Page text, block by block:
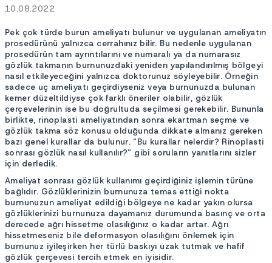
10.08.2022
Pek çok türde burun ameliyatı bulunur ve uygulanan ameliyatın
prosedürünü yalnızca cerrahınız bilir. Bu nedenle uygulanan
prosedürün tam ayrıntılarını ve numaralı ya da numarasız
gözlük takmanın burnunuzdaki yeniden yapılandırılmış bölgeyi
nasıl etkileyeceğini yalnızca doktorunuz söyleyebilir. Örneğin
sadece uç ameliyatı geçirdiyseniz veya burnunuzda bulunan
kemer düzeltildiyse çok farklı öneriler olabilir, gözlük
çerçevelerinin ise bu doğrultuda seçilmesi gerekebilir. Bununla
birlikte, rinoplasti ameliyatından sonra ekartman seçme ve
gözlük takma söz konusu olduğunda dikkate almanız gereken
bazı genel kurallar da bulunur. “Bu kurallar nelerdir? Rinoplasti
sonrası gözlük nasıl kullanılır?” gibi soruların yanıtlarını sizler
için derledik.
Ameliyat sonrası gözlük kullanımı geçirdiğiniz işlemin türüne
bağlıdır. Gözlüklerinizin burnunuza temas ettiği nokta
burnunuzun ameliyat edildiği bölgeye ne kadar yakın olursa
gözlüklerinizi burnunuza dayamanız durumunda basınç ve orta
derecede ağrı hissetme olasılığınız o kadar artar. Ağrı
hissetmeseniz bile deformasyon olasılığını önlemek için
burnunuz iyileşirken her türlü baskıyı uzak tutmak ve hafif
gözlük çerçevesi tercih etmek en iyisidir.